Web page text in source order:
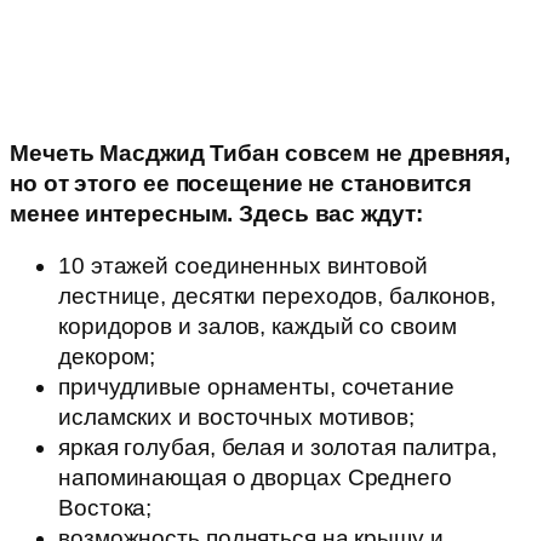
Мечеть Масджид Тибан совсем не древняя,
но от этого ее посещение не становится
менее интересным. Здесь вас ждут:
10 этажей соединенных винтовой
лестнице, десятки переходов, балконов,
коридоров и залов, каждый со своим
декором;
причудливые орнаменты, сочетание
исламских и восточных мотивов;
яркая голубая, белая и золотая палитра,
напоминающая о дворцах Среднего
Востока;